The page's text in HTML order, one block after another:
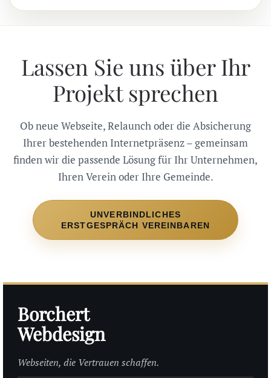
Lassen Sie uns über Ihr
Projekt sprechen
Ob neue Webseite, Relaunch oder die Absicherung
Ihrer bestehenden Internetpräsenz – gemeinsam
finden wir die passende Lösung für Ihr Unternehmen,
Ihren Verein oder Ihre Gemeinde.
UNVERBINDLICHES
ERSTGESPRÄCH VEREINBAREN
Borchert
Webdesign
Webseiten, die Vertrauen schaffen.